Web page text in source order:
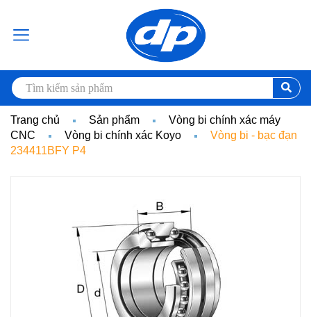
Trang chủ Sản phẩm
Vòng bi chính xác máy
CNC
Vòng bi chính xác Koyo
Vòng bi - bạc đạn
234411BFY P4